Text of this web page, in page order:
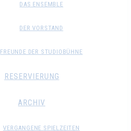
DAS ENSEMBLE
DER VORSTAND
FREUNDE DER STUDIOBÜHNE
RESERVIERUNG
ARCHIV
VERGANGENE SPIELZEITEN